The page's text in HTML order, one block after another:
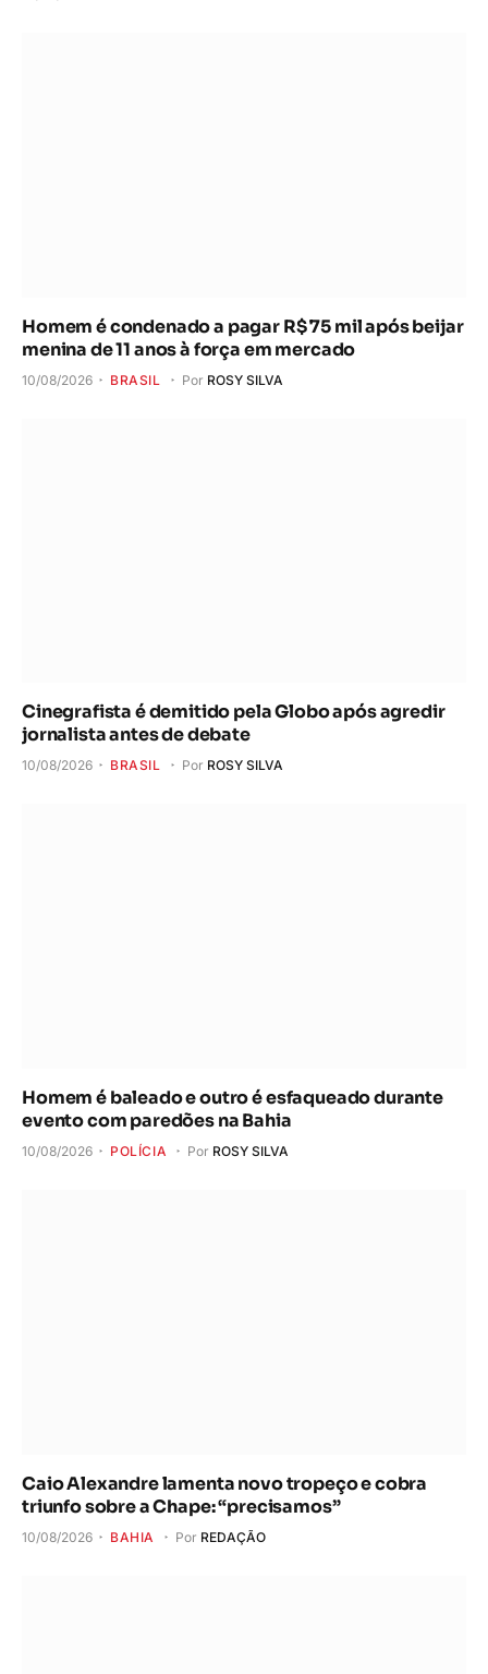
Homem é condenado a pagar R$ 75 mil após beijar
menina de 11 anos à força em mercado
10/08/2026 BRASIL Por ROSY SILVA
Cinegrafista é demitido pela Globo após agredir
jornalista antes de debate
10/08/2026 BRASIL Por ROSY SILVA
Homem é baleado e outro é esfaqueado durante
evento com paredões na Bahia
10/08/2026 POLÍCIA Por ROSY SILVA
Caio Alexandre lamenta novo tropeço e cobra
triunfo sobre a Chape: “precisamos”
10/08/2026 BAHIA Por REDAÇÃO